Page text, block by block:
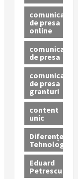
comunicat
de presa
online
comunicate
de presa
comunicate
de presa
granturi
content
unic
Diferențe
Tehnologice
Eduard
Petrescu